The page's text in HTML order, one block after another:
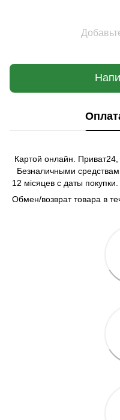
Картой онлайн.
Безналичными
12 місяцев с даты покупки.
Обмен/возврат товара в